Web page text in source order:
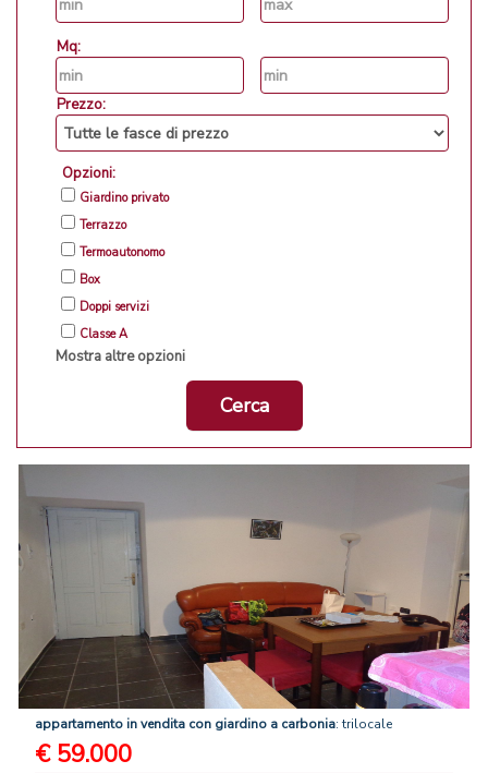
Mq:
Prezzo:
Opzioni:
Giardino privato
Terrazzo
Termoautonomo
Box
Doppi servizi
Classe A
Mostra altre opzioni
Cerca
appartamento invendita con giardino a carbonia: trilocale
€ 59.000